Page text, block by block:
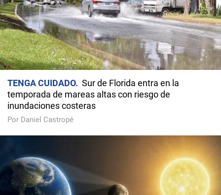
TENGA CUIDADO
Sur de Florida entra en la
temporada de mareas altas con riesgo de
inundaciones costeras
Por Daniel Castropé